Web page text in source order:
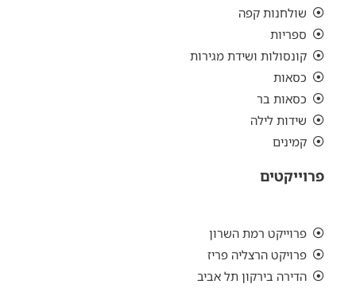
שולחנות קפה
ספריות
קונסולות ושידת מגירות
כסאות
כסאות בר
שידות לילה
קמינים
פרוייקטים
פרוייקט רמת השרון
פרויקט הרצליה פריז
הדירה בירקון תל אביב